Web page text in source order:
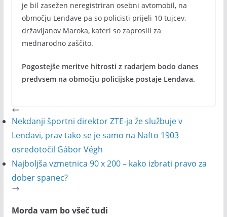
je bil zasežen neregistriran osebni avtomobil, na
območju Lendave pa so policisti prijeli 10 tujcev,
državljanov Maroka, kateri so zaprosili za
mednarodno zaščito.
Pogostejše meritve hitrosti z radarjem bodo danes
predvsem na območju policijske postaje Lendava.
Nekdanji športni direktor ZTE-ja že službuje v
Lendavi, prav tako se je samo na Nafto 1903
osredotočil Gábor Végh
Najboljša vzmetnica 90 x 200 – kako izbrati pravo za
dober spanec?
Morda vam bo všeč tudi